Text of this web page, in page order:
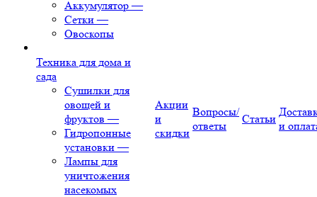
Аккумулятор —
Сетки —
Овоскопы
Техника для дома и
сада
Сушилки для
овощей и
фруктов —
Гидропонные
установки —
Лампы для
уничтожения
насекомых
Акции
и
скидки
Вопросы/
ответы
Статьи
и